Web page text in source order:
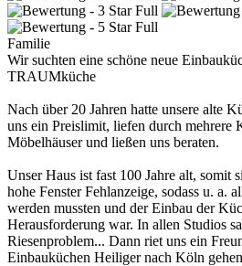
Familie
Wir suchten eine schöne neue
TRAUMküche
Nach über 20 Jahren hatte unsere alte
uns ein Preislimit, liefen durch mehrere
Möbelhäuser und ließen uns beraten.
Unser Haus ist fast 100 Jahre alt, somit
hohe Fenster Fehlanzeige, sodass u. a.
werden mussten und der Einbau der
Herausforderung war. In allen Studios
Riesenproblem... Dann riet uns ein
Einbauküchen Heiliger nach Köln